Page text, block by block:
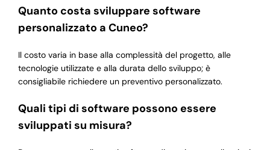
Quanto costa sviluppare software
personalizzato a Cuneo?
Il costo varia in base alla complessità del progetto, alle
tecnologie utilizzate e alla durata dello sviluppo; è
consigliabile richiedere un preventivo personalizzato.
Quali tipi di software possono essere
sviluppati su misura?